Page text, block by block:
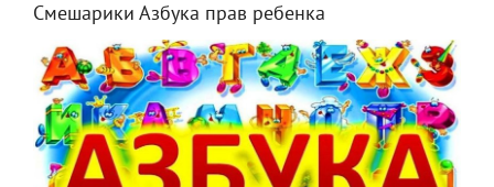
Смешарики Азбука прав ребенка